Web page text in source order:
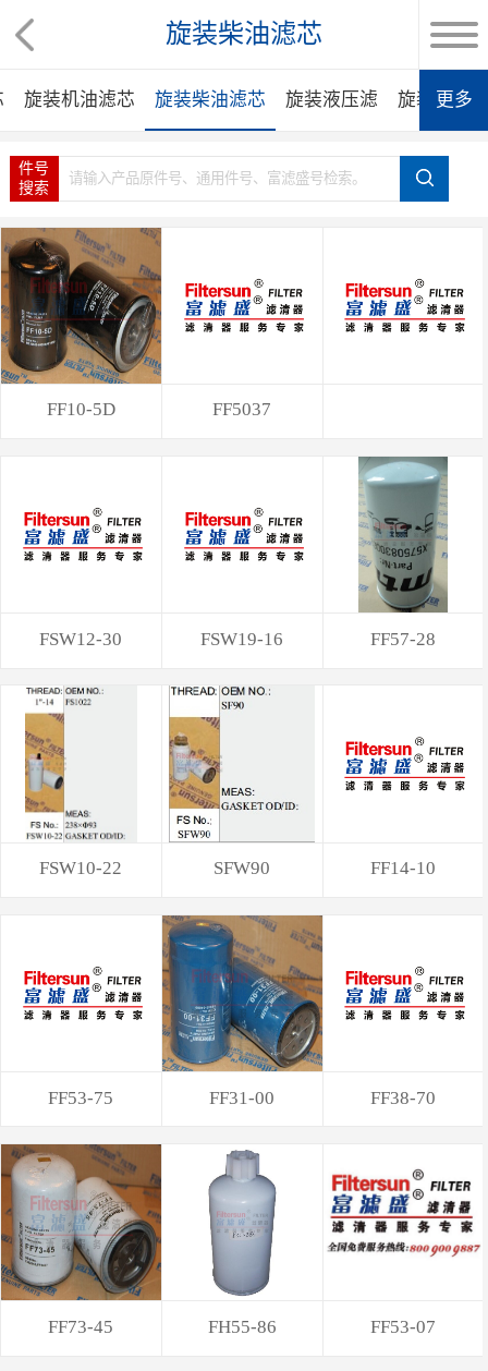
旋装柴油滤芯
旋装机油滤芯 旋装柴油滤芯 旋装液压滤 旋装先导
更多
件号
搜索
FF10-5D FF5037
FSW12-30 FSW19-16 FF57-28
FSW10-22 SFW90 FF14-10
FF53-75 FF31-00 FF38-70
FF73-45 FH55-86 FF53-07